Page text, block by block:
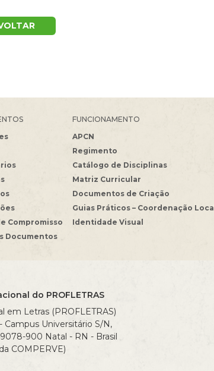
Compromisso
Documentos
FUNCIONAMENTO
APCN
Regimento
Catálogo de Disciplinas
Matriz Curricular
Documentos de Criação
Guias Práticos – Coordenação Local
Identidade Visual
do PROFLETRAS
em Letras (PROFLETRAS)
Campus Universitário S/N,
900 Natal - RN - Brasil
COMPERVE)